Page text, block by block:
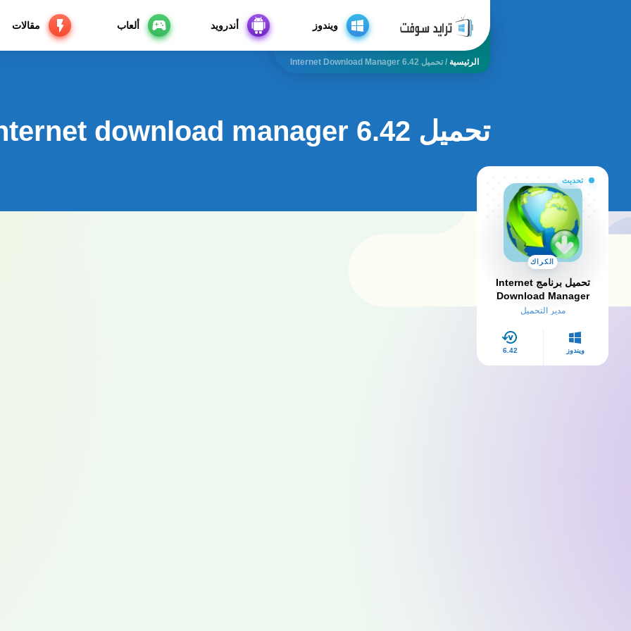
ويندوز أندرويد ألعاب مقالات
الرئيسية /تحميل Internet Download Manager 6.42
تحميل internet download manager 6.42
تحديث
الكراك
تحميل برنامج Internet
Download Manager
كامل بالكراك والسيريال
مدير التحميل
ويندوز 6.42